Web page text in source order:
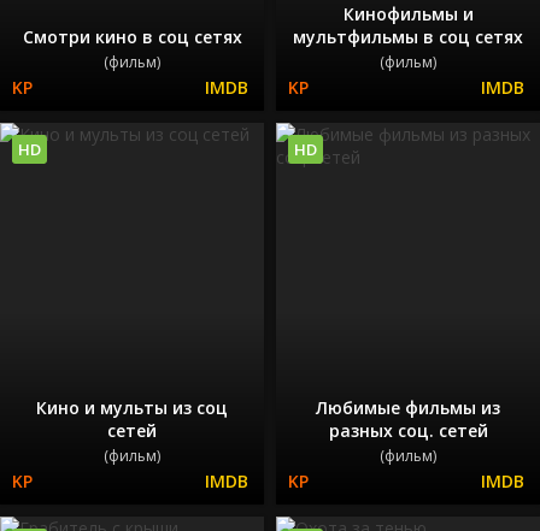
Смотри кино в соц сетях
(фильм)
Кинофильмы и
мультфильмы в соц сетях
(фильм)
Кино и мульты из соц
сетей
(фильм)
HD
Любимые фильмы из
разных соц. сетей
(фильм)
HD